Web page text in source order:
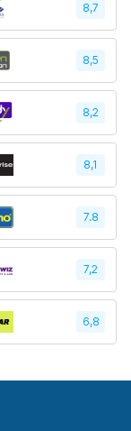
8,7
8,5
8,2
8,1
7.8
7,2
6,8